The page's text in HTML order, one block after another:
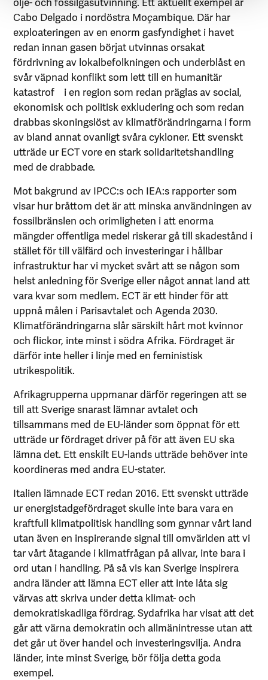
Cabo Delgado i nordöstra Moçambique. Där har
exploateringen av en enorm gasfyndighet i havet
redan innan gasen börjat utvinnas orsakat
fördrivning av lokalbefolkningen och underblåst en
svår väpnad konflikt som lett till en humanitär
katastrof i en region som redan präglas av social,
ekonomisk och politisk exkludering och som redan
drabbas skoningslöst av klimatförändringarna i form
av bland annat ovanligt svåra cykloner. Ett svenskt
utträde ur ECT vore en stark solidaritetshandling
med de drabbade.
Mot bakgrund av IPCC:s och IEA:s rapporter som
visar hur bråttom det är att minska användningen av
fossilbränslen och orimligheten i att enorma
mängder offentliga medel riskerar gå till skadestånd i
stället för till välfärd och investeringar i hållbar
infrastruktur har vi mycket svårt att se någon som
helst anledning för Sverige eller något annat land att
vara kvar som medlem. ECT är ett hinder för att
uppnå målen i Parisavtalet och Agenda 2030.
Klimatförändringarna slår särskilt hårt mot kvinnor
och flickor, inte minst i södra Afrika. Fördraget är
därför inte heller i linje med en feministisk
utrikespolitik.
Afrikagrupperna uppmanar därför regeringen att se
till att Sverige snarast lämnar avtalet och
tillsammans med de EU-länder som öppnat för ett
utträde ur fördraget driver på för att även EU ska
lämna det. Ett enskilt EU-lands utträde behöver inte
koordineras med andra EU-stater.
Italien lämnade ECT redan 2016. Ett svenskt utträde
ur energistadgefördraget skulle inte bara vara en
kraftfull klimatpolitisk handling som gynnar vårt land
utan även en inspirerande signal till omvärlden att vi
tar vårt åtagande i klimatfrågan på allvar, inte bara i
ord utan i handling. På så vis kan Sverige inspirera
andra länder att lämna ECT eller att inte låta sig
värvas att skriva under detta klimat- och
demokratiskadliga fördrag. Sydafrika har visat att det
går att värna demokratin och allmänintresse utan att
det går ut över handel och investeringsvilja. Andra
länder, inte minst Sverige, bör följa detta goda
exempel.